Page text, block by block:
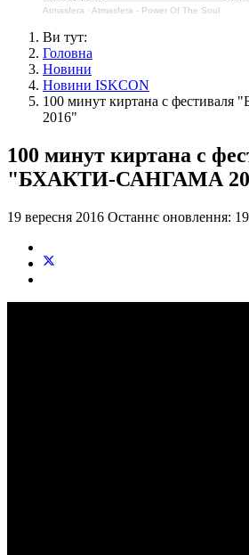
Atmasfera · Atmasfera - Power Of The Soul
Ви тут:
Головна
Новини
Новини ISKCON
100 минут киртана с
2016"
100 минут киртана с
"БХАКТИ-САНГАМА
19 вересня 2016 Останнє оновлення: